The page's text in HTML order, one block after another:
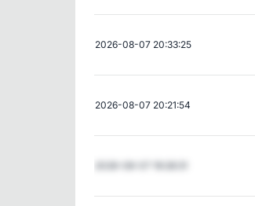
2026-08-07 20:33:25
2026-08-07 20:21:54